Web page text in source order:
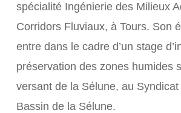
spécialité Ingénierie des Milieux
Corridors Fluviaux, à Tours. Son
entre dans le cadre d’un stage
préservation des zones humides
versant de la Sélune, au
Bassin de la Sélune.